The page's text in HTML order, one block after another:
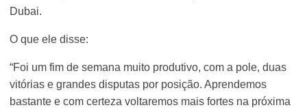
Dubai.
O que ele disse:
“Foi um fim de semana muito produtivo, com a pole, duas
vitórias e grandes disputas por posição. Aprendemos
bastante e com certeza voltaremos mais fortes na próxima